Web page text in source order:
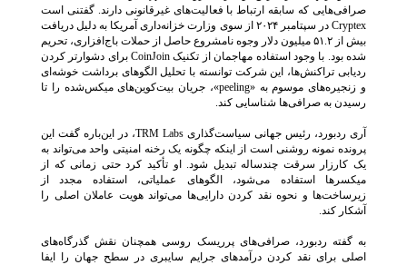
صرافی‌هایی که سابقه ارتباط با فعالیت‌های غیرقانونی دارند. گفتنی است
Cryptex در سپتامبر ۲۰۲۴ از سوی وزارت خزانه‌داری آمریکا به دلیل دریافت
بیش از ۵۱.۲ میلیون دلار وجوه نامشروع حاصل از حملات باج‌افزاری، تحریم
شده بود. با وجود استفاده مهاجمان از تکنیک CoinJoin برای دشوارتر کردن
ردیابی تراکنش‌ها، این شرکت توانسته با تحلیل الگوهای برداشت خوشه‌ای
و زنجیره‌های موسوم به «peeling»، جریان بیت‌کوین‌های میکس‌شده را تا
رسیدن به صرافی‌ها شناسایی کند.
آری ردبورد، رئیس جهانی سیاست‌گذاری TRM Labs، در این‌باره گفت این
پرونده نمونه روشنی است از اینکه چگونه یک رخنه امنیتی واحد می‌تواند به
یک کارزار سرقت چندساله تبدیل شود. او تأکید کرد حتی زمانی که از
میکسرها استفاده می‌شود، الگوهای عملیاتی، استفاده مجدد از
زیرساخت‌ها و نحوه نقد کردن دارایی‌ها می‌تواند هویت عاملان اصلی را
آشکار کند.
به گفته ردبورد، صرافی‌های پرریسک روسی همچنان نقش گذرگاه‌های
اصلی برای نقد کردن درآمدهای جرایم سایبری در سطح جهان را ایفا